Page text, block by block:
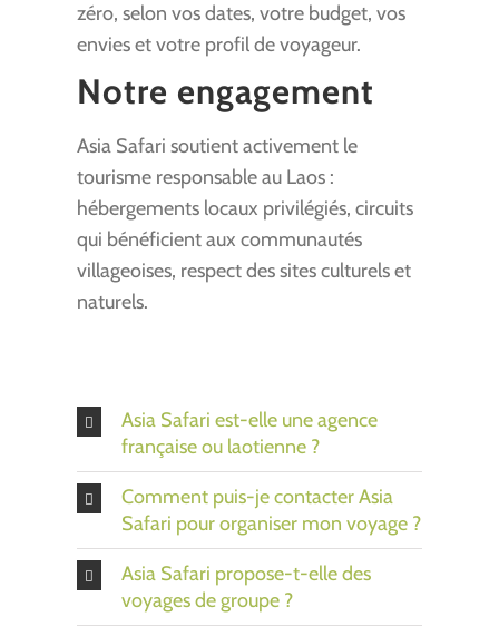
zéro, selon vos dates, votre budget, vos
envies et votre profil de voyageur.
Notre engagement
Asia Safari soutient activement le
tourisme responsable au Laos :
hébergements locaux privilégiés, circuits
qui bénéficient aux communautés
villageoises, respect des sites culturels et
naturels.
Asia Safari est-elle une agence
française ou laotienne ?
Comment puis-je contacter Asia
Safari pour organiser mon voyage ?
Asia Safari propose-t-elle des
voyages de groupe ?